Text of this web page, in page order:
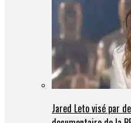
Jared Leto visé par